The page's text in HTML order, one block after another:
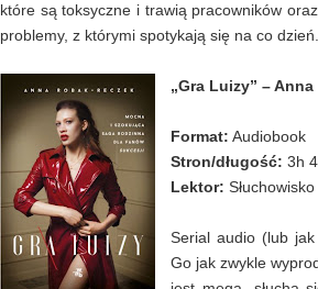
które są toksyczne i trawią pracowników
problemy, z którymi spotykają się na co
„Gra Luizy” –
Format: Audiobook
Stron/długość: 3h
Lektor: Słuchowisko
Serial audio (lub
Go jak zwykle